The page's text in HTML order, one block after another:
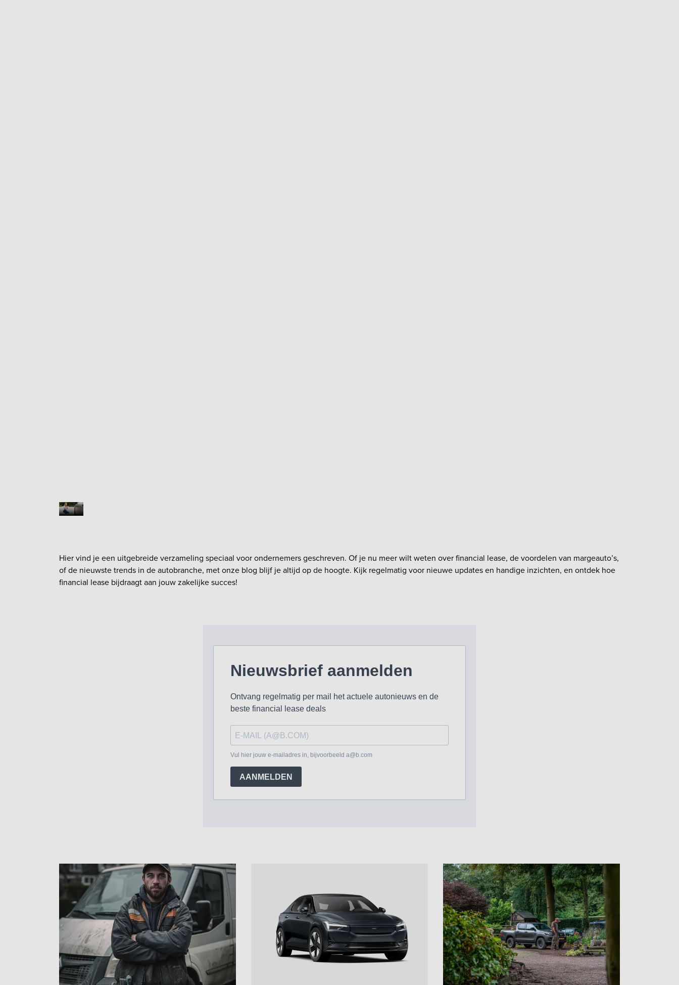
Hier vind je een uitgebreide verzameling speciaal voor ondernemers geschreven. Of je nu meer wilt weten over financial lease, de voordelen van margeauto’s,
of de nieuwste trends in de autobranche, met onze blog blijf je altijd op de hoogte. Kijk regelmatig voor nieuwe updates en handige inzichten, en ontdek hoe
financial lease bijdraagt aan jouw zakelijke succes!